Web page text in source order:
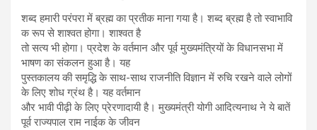
शब्द हमारी परंपरा में ब्रह्म का प्रतीक माना गया है। शब्द ब्रह्म है तो स्वाभावि
क रूप से शाश्वत होगा। शाश्वत है
तो सत्य भी होगा। प्रदेश के वर्तमान और पूर्व मुख्यमंत्रियों के विधानसभा में
भाषण का संकलन हुआ है। यह
पुस्तकालय की समृद्धि के साथ-साथ राजनीति विज्ञान में रुचि रखने वाले लोगों
के लिए शोध ग्रंथ है। यह वर्तमान
और भावी पीढ़ी के लिए प्रेरणादायी है। मुख्यमंत्री योगी आदित्यनाथ ने ये बातें
पूर्व राज्यपाल राम नाईक के जीवन